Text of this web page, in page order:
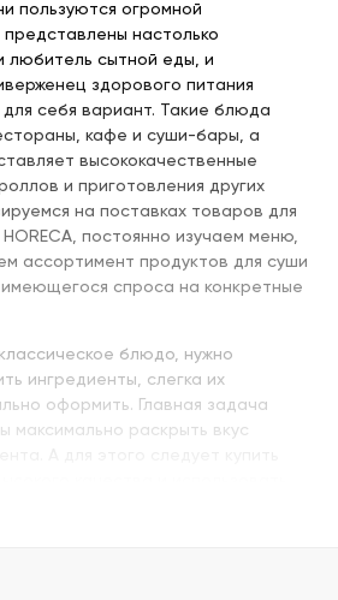
пользуются огромной
настолько
любитель сытной еды, и
здорового питания
себя вариант. Такие блюда
кафе и суши-бары, а
высококачественные
и приготовления других
на поставках товаров для
постоянно изучаем меню,
ассортимент продуктов для суши
спроса на конкретные
блюдо, нужно
ингредиенты, слегка их
оформить. Главная задача
максимально раскрыть вкус